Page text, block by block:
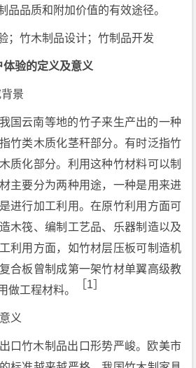
品品质和附加价值的有效途径。
；竹木制品设计；竹制品开发
验的定义及意义
景
国云南等地的竹子来生产出的一种
竹类木质化茎秆部分。有时泛指竹
质化部分。利用这种竹材料可以制
主要分为两种用途，一种是用来进
进行加工利用。在原竹利用方面可
木筏、编制工艺品、乐器制造以及
利用方面，如竹材层压板可制造机
合板曾制成第一架竹材单翼高级教
做工程材料。
［1］
义
口竹木制品出口形势严峻。欧美市